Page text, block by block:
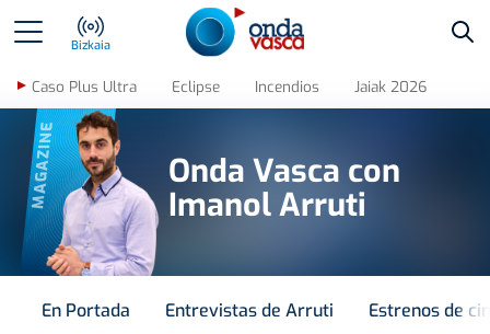
Bizkaia
Caso Plus Ultra Eclipse Incendios Jaiak 2026
MAGAZINE
Onda Vasca con
Imanol Arruti
En Portada Entrevistas de Arruti Estrenos de